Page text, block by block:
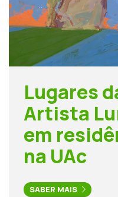
Lugares
Artista
em
na UAc
SABER MAIS